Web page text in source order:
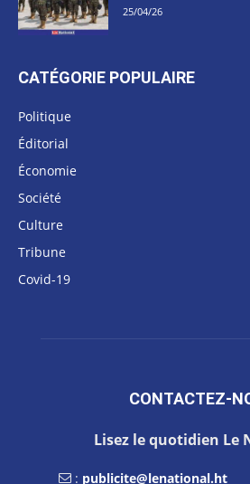
25/04/26
CATÉGORIE POPULAIRE
Politique
Éditorial
Économie
Société
Culture
Tribune
Covid-19
CONTACTEZ-
Lisez le quotidien Le
: publicite@lenational.ht